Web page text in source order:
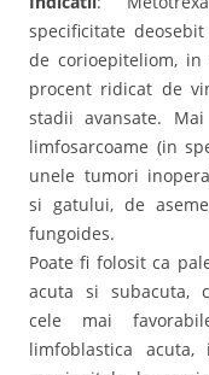
specificitate
de corioepiteliom,
procent ridicat de
stadii avansate.
limfosarcoame (in
unele tumori
si gatului, de
fungoides.
Poate fi folosit ca
acuta si subacuta,
cele mai
limfoblastica